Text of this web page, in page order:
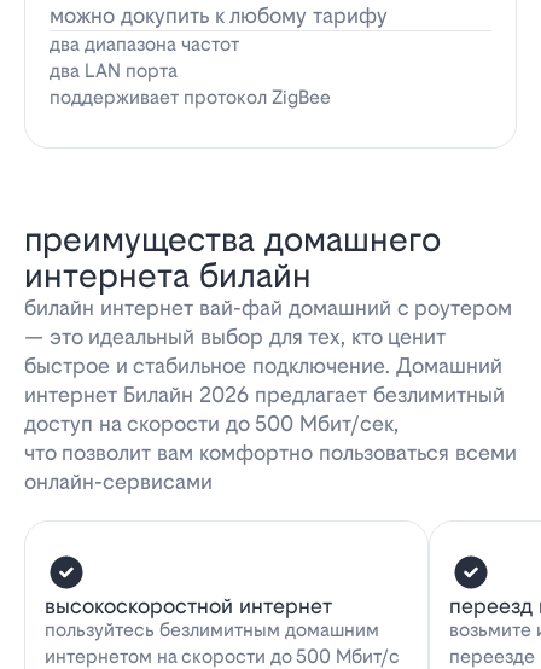
можно докупить к любому тарифу
два диапазона частот
два LAN порта
поддерживает протокол ZigBee
преимущества домашнего
интернета билайн
билайн интернет вай-фай домашний с роутером
— это идеальный выбор для тех, кто ценит
быстрое и стабильное подключение. Домашний
интернет Билайн 2026 предлагает безлимитный
доступ на скорости до 500 Мбит/сек,
что позволит вам комфортно пользоваться всеми
онлайн-сервисами
высокоскоростной интернет
пользуйтесь безлимитным домашним
интернетом на скорости до 500 Мбит/с
переезд
возьмите
переезде